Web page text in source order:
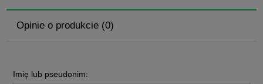
Opinie o produkcie (0)
Imię lub pseudonim: